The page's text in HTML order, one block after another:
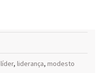
líder, liderança, modesto